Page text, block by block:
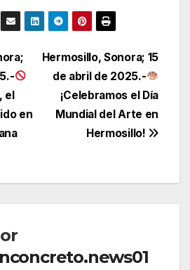
Hermosillo, Sonora; 15
de abril de 2025.-
¡Celebramos el Día
Mundial del Arte en
Hermosillo!
el
en